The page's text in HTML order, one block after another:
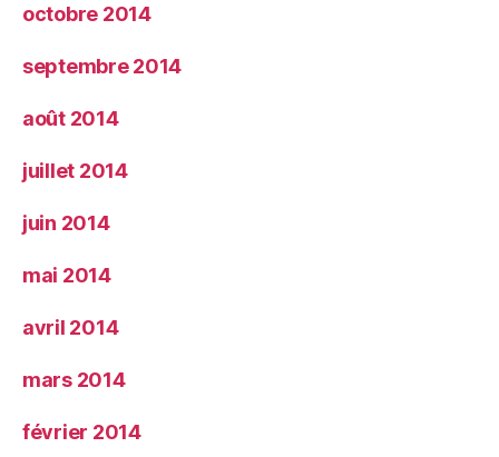
octobre 2014
septembre 2014
août 2014
juillet 2014
juin 2014
mai 2014
avril 2014
mars 2014
février 2014